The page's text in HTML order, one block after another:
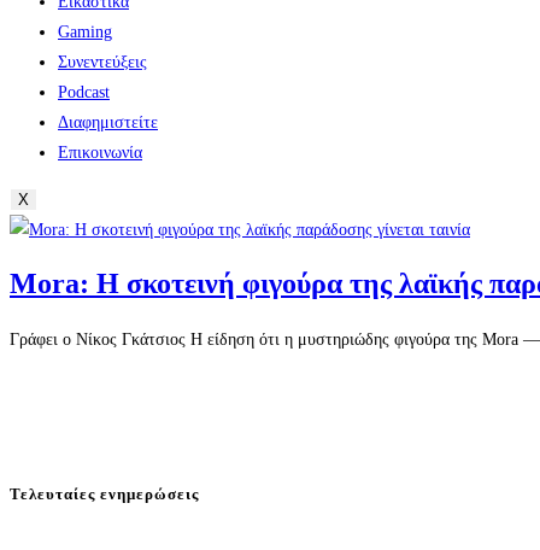
Gaming
Συνεντεύξεις
Podcast
Διαφημιστείτε
Επικοινωνία
X
Mora: Η σκοτεινή φιγούρα της λαϊκής
Γράφει ο Νίκος Γκάτσιος Η είδηση ότι η μυστηριώδης φιγούρα της Mora
Τελευταίες ενημερώσεις